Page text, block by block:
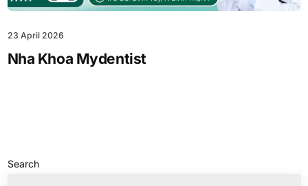
23 April 2026
Nha Khoa Mydentist
Search